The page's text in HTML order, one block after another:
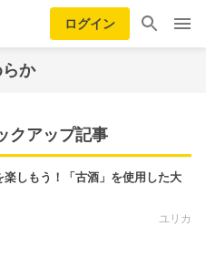
ログイン
か
クアップ記事
しもう！「古酒」を使用した大
ユリカ